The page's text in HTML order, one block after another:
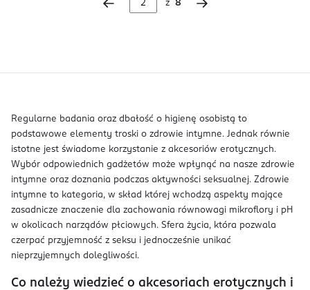
z 8
Regularne badania oraz dbałość o higienę osobistą to
podstawowe elementy troski o zdrowie intymne. Jednak równie
istotne jest świadome korzystanie z akcesoriów erotycznych.
Wybór odpowiednich gadżetów może wpłynąć na nasze zdrowie
intymne oraz doznania podczas aktywności seksualnej. Zdrowie
intymne to kategoria, w skład której wchodzą aspekty mające
zasadnicze znaczenie dla zachowania równowagi mikroflory i pH
w okolicach narządów płciowych. Sfera życia, która pozwala
czerpać przyjemność z seksu i jednocześnie unikać
nieprzyjemnych dolegliwości.
Co należy wiedzieć o akcesoriach erotycznych i